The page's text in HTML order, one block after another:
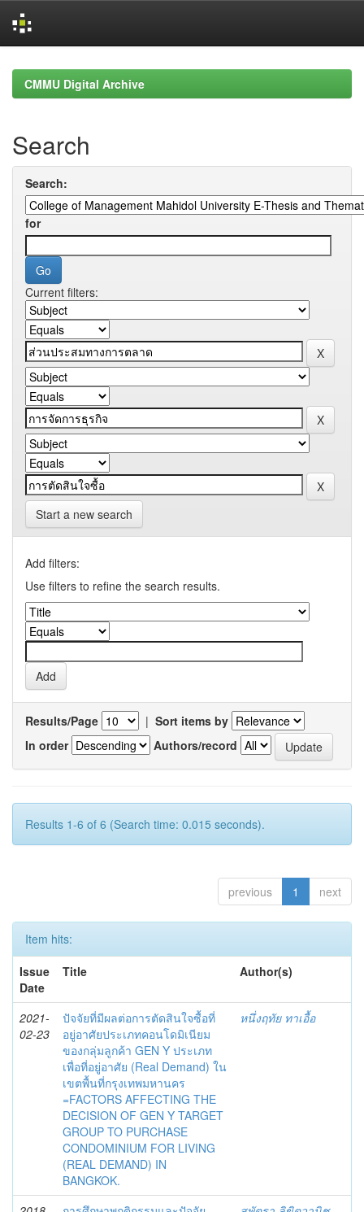
navigationCMMU Digital Archive
Search
Search:
for
Current filters:
Start a new search
Add filters:
Use filters to refine the search results.
Results/Page | Sort items by
In order
Authors/record
Results 1-6 of 6 (Search time: 0.015 seconds).
previous 1 next
Item hits:
Issue
Date
Title Author(s)
2021-
02-23
ปัจจัยที่มีผลต่อการตัดสินใจซื้อที่
อยู่อาศัยประเภทคอนโดมิเนียม
ของกลุ่มลูกค้า GEN Y ประเภท
เพื่อที่อยู่อาศัย (Real Demand) ใน
เขตพื้นที่กรุงเทพมหานคร
=FACTORS AFFECTING THE
DECISION OF GEN Y TARGET
GROUP TO PURCHASE
CONDOMINIUM FOR LIVING
(REAL DEMAND) IN
BANGKOK.
หนึ่งฤทัย ทาเอื้อ